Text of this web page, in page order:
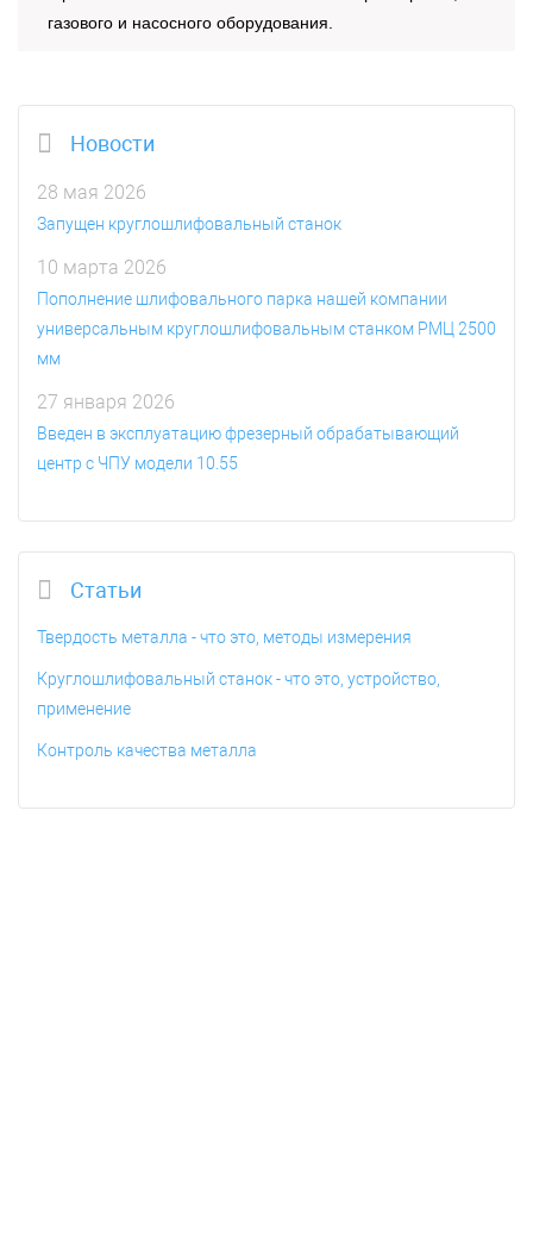
газового и насосного оборудования.
Новости
28 мая 2026
Запущен круглошлифовальный станок
10 марта 2026
Пополнение шлифовального парка нашей компании
универсальным круглошлифовальным станком РМЦ 2500
мм
27 января 2026
Введен в эксплуатацию фрезерный обрабатывающий
центр с ЧПУ модели 10.55
Статьи
Твердость металла - что это, методы измерения
Круглошлифовальный станок - что это, устройство,
применение
Контроль качества металла